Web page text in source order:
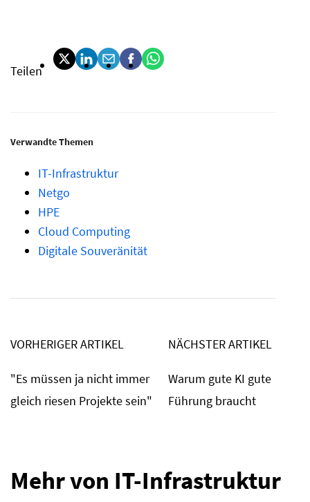
Teilen
Verwandte Themen
IT-Infrastruktur
Netgo
HPE
Cloud Computing
Digitale Souveränität
VORHERIGER ARTIKEL
"Es müssen ja nicht immer
gleich riesen Projekte sein"
NÄCHSTER ARTIKEL
Warum gute KI gute
Führung braucht
Mehr von IT-Infrastruktur